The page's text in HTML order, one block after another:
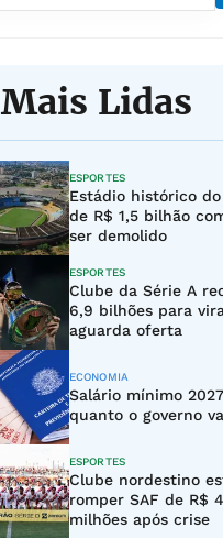
Mais Lidas
ESPORTES
Estádio histórico
de R$ 1,5 bilhão
ser demolido
ESPORTES
Clube da Série A
6,9 bilhões para
aguarda oferta
ECONOMIA
Salário mínimo
quanto o governo
ESPORTES
Clube nordestino
romper SAF de R$
milhões após crise